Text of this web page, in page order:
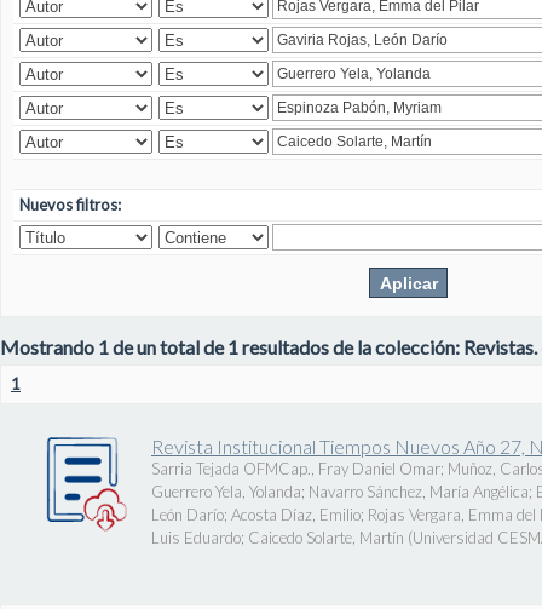
Nuevos filtros:
Mostrando 1 de un total de 1 resultados de la colección: Revistas.
1
Revista Institucional Tiempos Nuevos Año 27,
Sarria Tejada OFMCap., Fray Daniel Omar; Muñoz,
Guerrero Yela, Yolanda; Navarro Sánchez, María Angélica;
León Darío; Acosta Díaz, Emilio; Rojas Vergara, Emma del
Luis Eduardo; Caicedo Solarte, Martín (Universidad